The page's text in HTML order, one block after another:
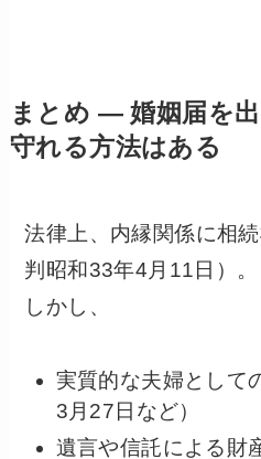
まとめ ― 婚姻届を
守れる方法はある
法律上、内縁関係に相
判昭和33年4月11日）。
しかし、
実質的な夫婦として
3月27日など）
遺言や信託による財